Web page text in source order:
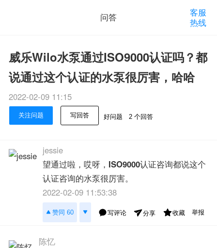
问答
客服
热线
威乐Wilo水泵通过ISO9000认证吗？都
说通过这个认证的水泵很厉害，哈哈
2022-02-09 11:15
关注问题 写回答 好问题 2 个回答
jessie
望通过啦，哎呀， ISO9000认证咨询都说这个
认证咨询的水泵很厉害。
2022-02-09 11:53:38
赞同 60 写评论 分享 收藏 举报
陈忆